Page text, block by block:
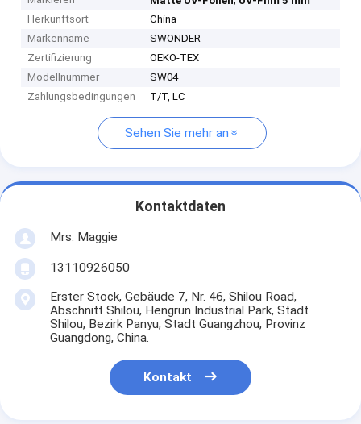
Herkunftsort
China
Markenname
SWONDER
Zertifizierung
OEKO-TEX
Modellnummer
SW04
Zahlungsbedingungen
T/T, LC
Sehen Sie mehr an
Kontaktdaten
Mrs. Maggie
13110926050
Erster Stock, Gebäude 7, Nr. 46, Shilou Road,
Abschnitt Shilou, Hengrun Industrial Park, Stadt
Shilou, Bezirk Panyu, Stadt Guangzhou, Provinz
Guangdong, China.
Kontakt